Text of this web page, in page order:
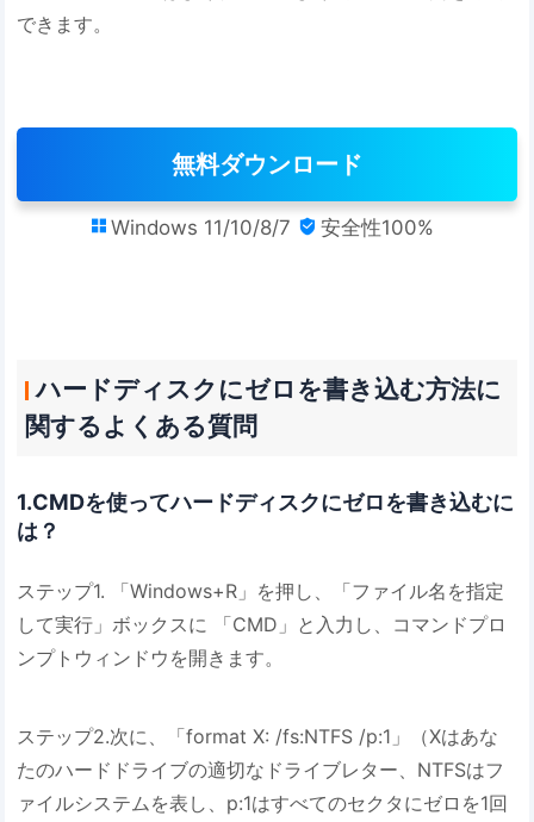
できます。
無料ダウンロード
 Windows 11/10/8/7  安全性100%
ハードディスクにゼロを書き込む方法に
関するよくある質問
1.CMDを使ってハードディスクにゼロを書き込むに
は？
ステップ1. 「Windows+R」を押し、「ファイル名を指定
して実行」ボックスに 「CMD」と入力し、コマンドプロ
ンプトウィンドウを開きます。
ステップ2.次に、「format X: /fs:NTFS /p:1」（Xはあな
たのハードドライブの適切なドライブレター、NTFSはフ
ァイルシステムを表し、p:1はすべてのセクタにゼロを1回